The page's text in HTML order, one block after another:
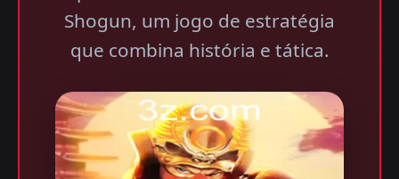
Shogun, um jogo de estratégia
que combina história e tática.